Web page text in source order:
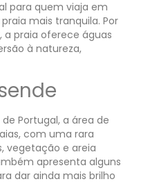
para quem viaja em
mais tranquila. Por
praia oferece águas
à natureza,
Portugal, a área de
com uma rara
vegetação e areia
apresenta alguns
dar ainda mais brilho